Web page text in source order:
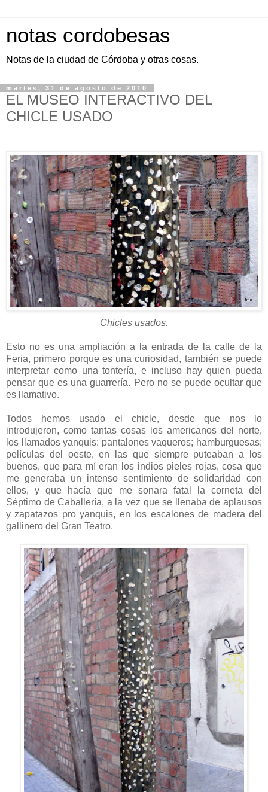
notas cordobesas
Notas de la ciudad de Córdoba y otras cosas.
martes, 31 de agosto de 2010
EL MUSEO INTERACTIVO DEL
CHICLE USADO
Chicles usados.
Esto no es una ampliación a la entrada de la calle de la
Feria, primero porque es una curiosidad, también se puede
interpretar como una tontería, e incluso hay quien pueda
pensar que es una guarrería. Pero no se puede ocultar que
es llamativo.
Todos hemos usado el chicle, desde que nos lo
introdujeron, como tantas cosas los americanos del norte,
los llamados yanquis: pantalones vaqueros; hamburguesas;
películas del oeste, en las que siempre puteaban a los
buenos, que para mí eran los indios pieles rojas, cosa que
me generaba un intenso sentimiento de solidaridad con
ellos, y que hacía que me sonara fatal la corneta del
Séptimo de Caballería, a la vez que se llenaba de aplausos
y zapatazos pro yanquis, en los escalones de madera del
gallinero del Gran Teatro.